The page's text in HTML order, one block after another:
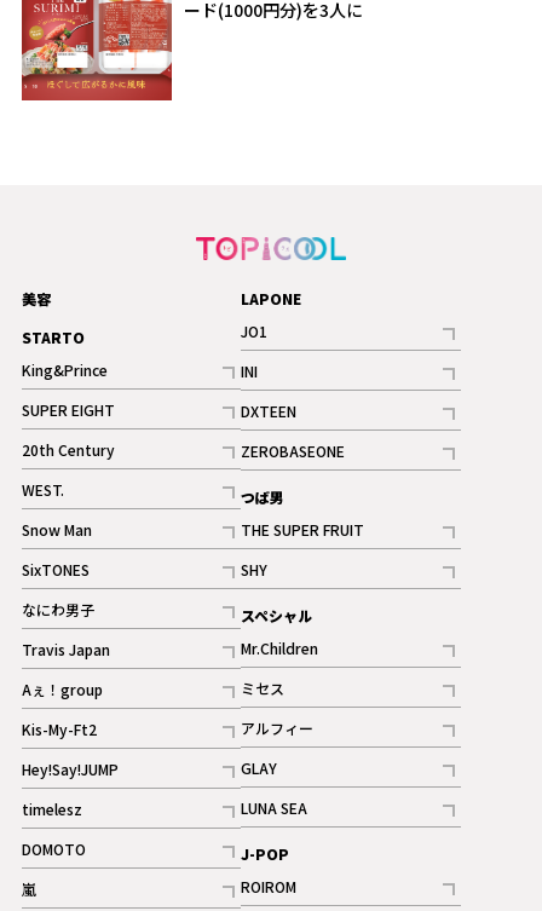
ード(1000円分)を3人に
美容
STARTO
King&Prince
記事
SUPER EIGHT
記事
20th Century
記事
WEST.
記事
Snow Man
記事
ギャラリー
SixTONES
記事
ギャラリー
なにわ男子
記事
Travis Japan
記事
Aぇ！group
記事
Kis-My-Ft2
記事
ギャラリー
Hey!Say!JUMP
記事
timelesz
記事
DOMOTO
記事
嵐
LAPONE
JO1
記事
INI
記事
ギャラリー
DXTEEN
記事
ギャラリー
ZEROBASEONE
記事
つば男
THE SUPER FRUIT
記事
SHY
記事
スペシャル
Mr.Children
記事
ミセス
記事
アルフィー
記事
GLAY
記事
LUNA SEA
記事
J-POP
ROIROM